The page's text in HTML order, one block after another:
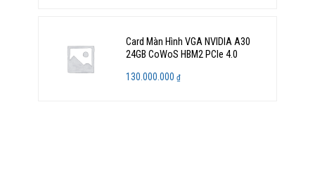
Card Màn Hình VGA NVIDIA A30
24GB CoWoS HBM2 PCIe 4.0
130.000.000₫